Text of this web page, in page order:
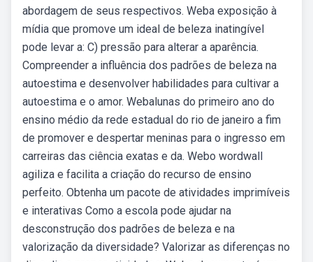
abordagem de seus respectivos. Weba exposição à
mídia que promove um ideal de beleza inatingível
pode levar a: C) pressão para alterar a aparência.
Compreender a influência dos padrões de beleza na
autoestima e desenvolver habilidades para cultivar a
autoestima e o amor. Webalunas do primeiro ano do
ensino médio da rede estadual do rio de janeiro a fim
de promover e despertar meninas para o ingresso em
carreiras das ciência exatas e da. Webo wordwall
agiliza e facilita a criação do recurso de ensino
perfeito. Obtenha um pacote de atividades imprimíveis
e interativas Como a escola pode ajudar na
desconstrução dos padrões de beleza e na
valorização da diversidade? Valorizar as diferenças no